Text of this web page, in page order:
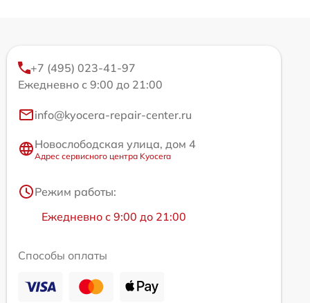
+7 (495) 023-41-97
Ежедневно с 9:00 до 21:00
info@kyocera-repair-center.ru
Новослободская улица, дом 4
Адрес сервисного центра Kyocera
Режим работы:
Ежедневно с 9:00 до 21:00
Способы оплаты